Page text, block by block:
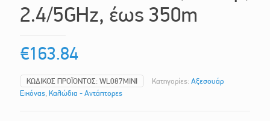
2.4/5GHz, έως 350m
€163.84
ΚΩΔΙΚΌΣ ΠΡΟΪΌΝΤΟΣ: WL087MINI Κατηγορίες: Αξεσουάρ
Εικόνας, Καλώδια - Αντάπτορες